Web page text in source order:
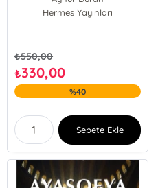
Gezegenler
Hermes Yayınları
₺550,00
₺330,00
%40
Sepete Ekle